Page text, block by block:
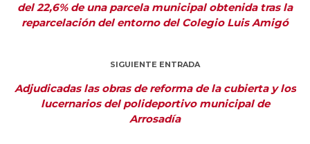
del 22,6% de una parcela municipal obtenida tras la
reparcelación del entorno del Colegio Luis Amigó
SIGUIENTE ENTRADA
Adjudicadas las obras de reforma de la cubierta y los
lucernarios del polideportivo municipal de
Arrosadía